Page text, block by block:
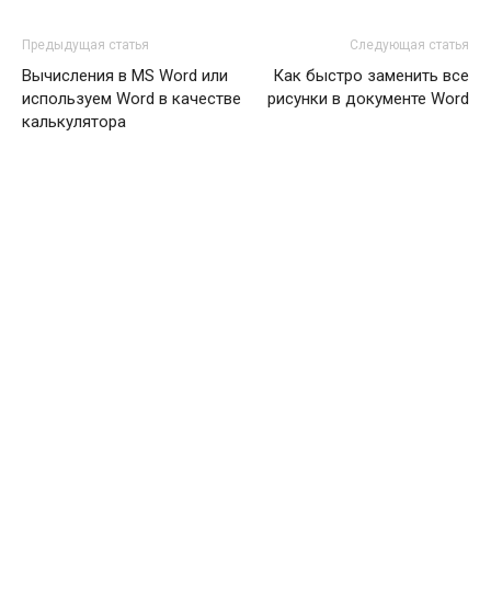
Предыдущая статья
Вычисления в MS Word или
используем Word в качестве
калькулятора
Следующая статья
Как быстро заменить все
рисунки в документе Word